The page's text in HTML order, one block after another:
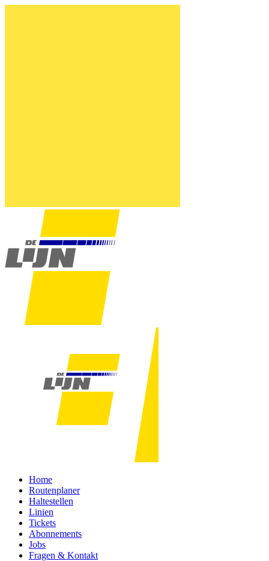
Home
Routenplaner
Haltestellen
Linien
Tickets
Abonnements
Jobs
Fragen & Kontakt